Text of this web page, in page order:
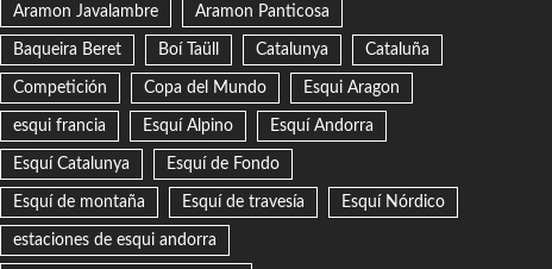
Aramon Javalambre Aramon Panticosa
Baqueira Beret Boí Taüll Catalunya Cataluña
Competición Copa del Mundo Esqui Aragon
esqui francia Esquí Alpino Esquí Andorra
Esquí Catalunya Esquí de Fondo
Esquí de montaña Esquí de travesía Esquí Nórdico
estaciones de esqui andorra